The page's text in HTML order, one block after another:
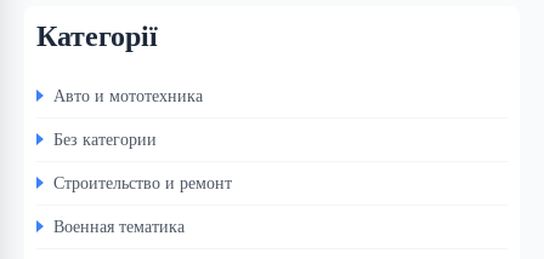
Категорії
Авто и мототехника
Без категории
Строительство и ремонт
Военная тематика